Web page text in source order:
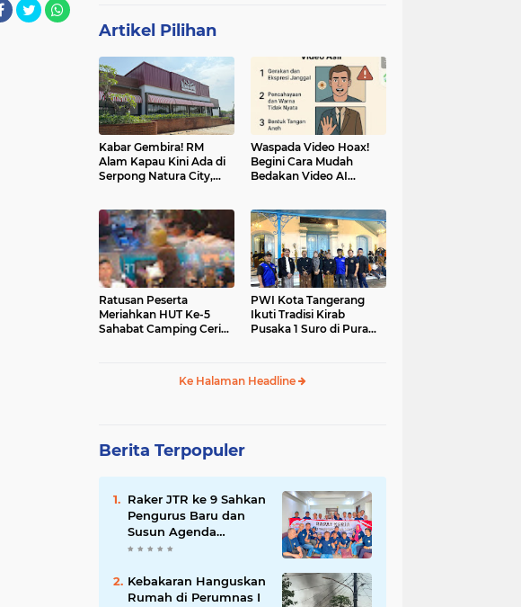
Artikel Pilihan
Kabar Gembira! RM
Alam Kapau Kini Ada di
Serpong Natura City,
Waspada Video Hoax!
Begini Cara Mudah
Bedakan Video AI
Ratusan Peserta
Meriahkan HUT Ke-5
Sahabat Camping Ceria,
PWI Kota Tangerang
Ikuti Tradisi Kirab
Pusaka 1 Suro di Pura
Ke Halaman Headline
Berita Terpopuler
Raker JTR ke 9 Sahkan
Pengurus Baru dan
Susun Agenda
Strategis 2026
Kebakaran Hanguskan
Rumah di Perumnas I